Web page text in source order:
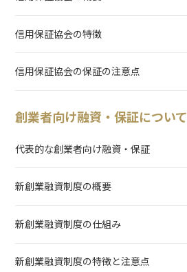
信用保証協会の特徴
信用保証協会の保証の注意点
創業者向け融資・保証について
代表的な創業者向け融資・保証
新創業融資制度の概要
新創業融資制度の仕組み
新創業融資制度の特徴と注意点